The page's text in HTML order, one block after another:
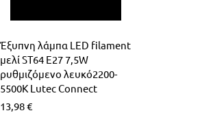
Έξυπνη λάμπα LED filament
μελί ST64 E27 7,5W
ρυθμιζόμενο λευκό2200-
5500K Lutec Connect
13,98€